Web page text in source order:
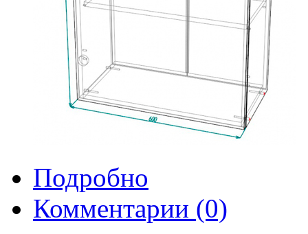
Подробно
Комментарии (0)